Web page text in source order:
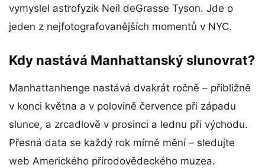
vymyslel astrofyzik Neil deGrasse Tyson. Jde o
jeden z nejfotografovanějších momentů v NYC.
Kdy nastává Manhattanský slunovrat?
Manhattanhenge nastává dvakrát ročně – přibližně
v konci května a v polovině července při západu
slunce, a zrcadlově v prosinci a lednu při východu.
Přesná data se každý rok mírně mění – sledujte
web Amerického přírodovědeckého muzea.